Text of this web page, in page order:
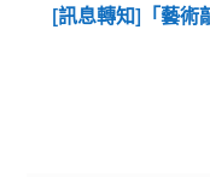
[訊息轉知]「藝術